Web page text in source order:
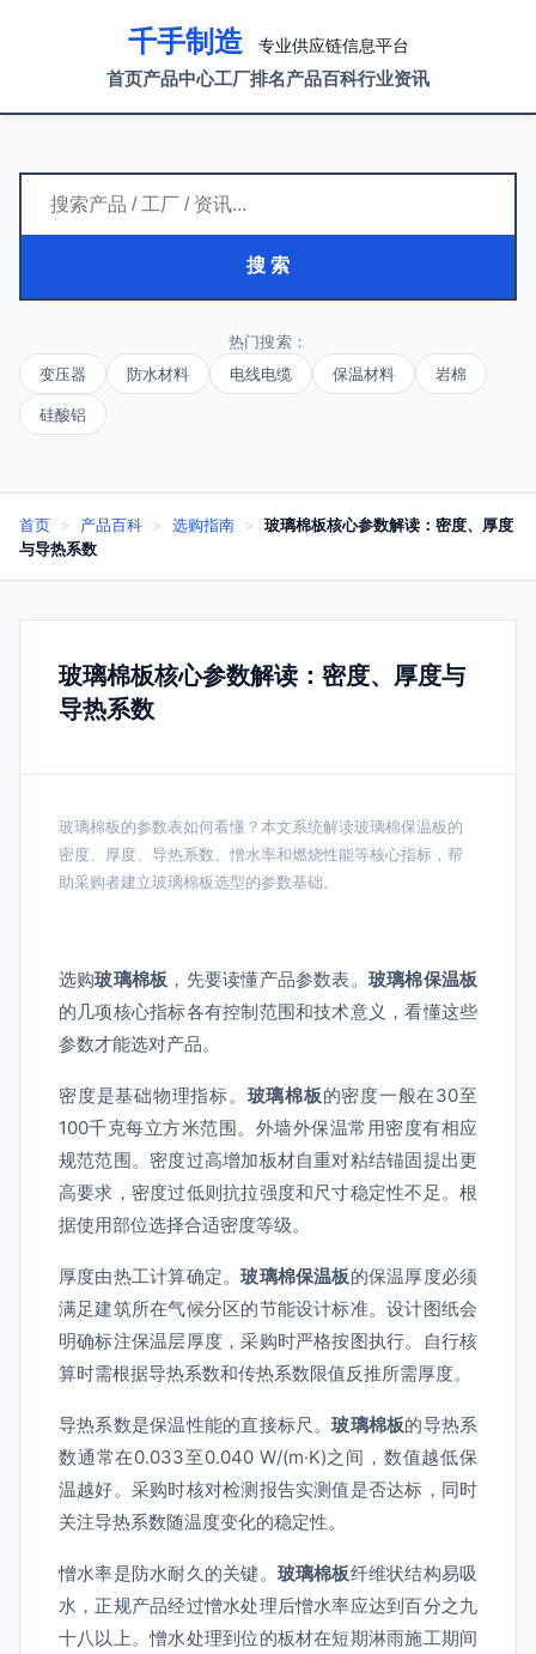
千手制造 专业供应链信息平台
首页产品中心工厂排名产品百科行业资讯
搜 索
热门搜索：
变压器
防水材料 电线电缆 保温材料 岩棉
硅酸铝
首页 > 产品百科 > 选购指南 >
玻璃棉板核心参数解读：密度、厚度
与导热系数
玻璃棉板核心参数解读：密度、厚度与
导热系数
玻璃棉板的参数表如何看懂？本文系统解读玻璃棉保温板的
密度、厚度、导热系数、憎水率和燃烧性能等核心指标，帮
助采购者建立玻璃棉板选型的参数基础。
选购玻璃棉板 ，先要读懂产品参数表。 玻璃棉保温板
的几项核心指标各有控制范围和技术意义，看懂这些
参数才能选对产品。
密度是基础物理指标。 玻璃棉板的密度一般在30至
100千克每立方米范围。外墙外保温常用密度有相应
规范范围。密度过高增加板材自重对粘结锚固提出更
高要求，密度过低则抗拉强度和尺寸稳定性不足。根
据使用部位选择合适密度等级。
厚度由热工计算确定。玻璃棉保温板的保温厚度必须
满足建筑所在气候分区的节能设计标准。设计图纸会
明确标注保温层厚度，采购时严格按图执行。自行核
算时需根据导热系数和传热系数限值反推所需厚度。
导热系数是保温性能的直接标尺。玻璃棉板的导热系
数通常在0.033至0.040 W/(m·K)之间，数值越低保
温越好。采购时核对检测报告实测值是否达标，同时
关注导热系数随温度变化的稳定性。
憎水率是防水耐久的关键。 玻璃棉板纤维状结构易吸
水，正规产品经过憎水处理后憎水率应达到百分之九
十八以上。憎水处理到位的板材在短期淋雨施工期间